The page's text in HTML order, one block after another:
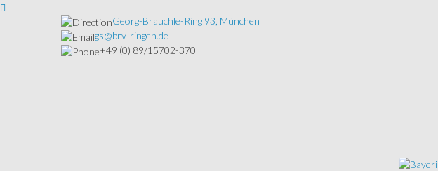
Georg-Brauchle-Ring 93, München
gs@brv-ringen.de
+49 (0) 89/15702-370